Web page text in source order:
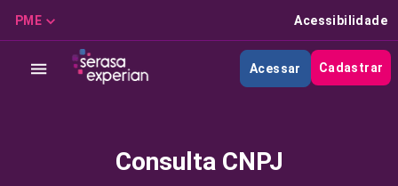
PME Acessibilidade
Acessar Cadastrar
Consulta CNPJ